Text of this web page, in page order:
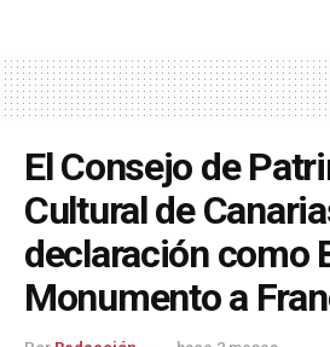
El Consejo de
Cultural de
declaración como
Monumento a